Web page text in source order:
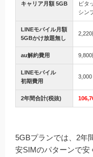
キャリア月額 5GB
ピタ
シン
LINEモバイル月額
5GBかけ放題無し
2,220
au解約費用 9,800
LINEモバイル
初期費用
3,000
2年間合計(税抜)
5GBプランでは、2年
安SIMのパターンで安